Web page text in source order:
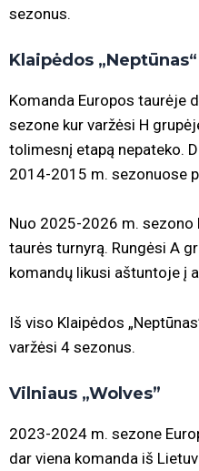
sezonus.
Klaipėdos „Neptūnas“
Komanda Europos taurėje
sezone kur varžėsi H
tolimesnį etapą nepateko.
2014-2015 m. sezonuose
Nuo 2025-2026 m. sezono
taurės turnyrą. Rungėsi A
komandų likusi aštuntoje į
Iš viso Klaipėdos
varžėsi 4 sezonus.
Vilniaus „Wolves”
2023-2024 m. sezone
dar viena komanda iš